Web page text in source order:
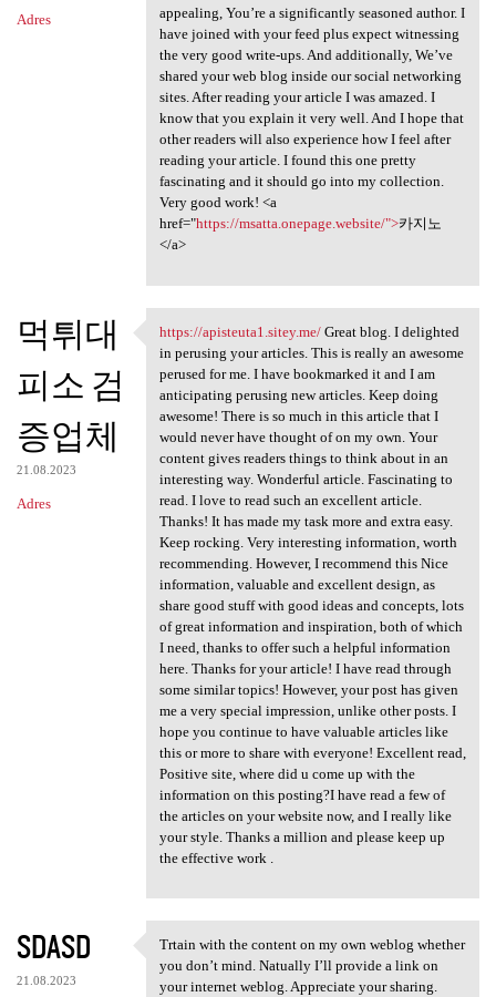
Adres
appealing, You’re a significantly seasoned author. I
have joined with your feed plus expect witnessing
the very good write-ups. And additionally, We’ve
shared your web blog inside our social networking
sites. After reading your article I was amazed. I
know that you explain it very well. And I hope that
other readers will also experience how I feel after
reading your article. I found this one pretty
fascinating and it should go into my collection.
Very good work! <a
href="https://msatta.onepage.website/">카지노
</a>
먹튀대
피소 검
증업체
21.08.2023
Adres
https://apisteuta1.sitey.me/
https://apisteuta1.sitey.me/Great blog. I delighted
in perusing your articles. This is really an awesome
perused for me. I have bookmarked it and I am
anticipating perusing new articles. Keep doing
awesome! There is so much in this article that I
would never have thought of on my own. Your
content gives readers things to think about in an
interesting way. Wonderful article. Fascinating to
read. I love to read such an excellent article.
Thanks! It has made my task more and extra easy.
Keep rocking. Very interesting information, worth
recommending. However, I recommend this Nice
information, valuable and excellent design, as
share good stuff with good ideas and concepts, lots
of great information and inspiration, both of which
I need, thanks to offer such a helpful information
here. Thanks for your article! I have read through
some similar topics! However, your post has given
me a very special impression, unlike other posts. I
hope you continue to have valuable articles like
this or more to share with everyone! Excellent read,
Positive site, where did u come up with the
information on this posting?I have read a few of
the articles on your website now, and I really like
your style. Thanks a million and please keep up
the effective work .
SDASD
21.08.2023
Trtain with the content on my
Trtain with the content on my own weblog whether
you don’t mind. Natually I’ll provide a link on
your internet weblog. Appreciate your sharing.